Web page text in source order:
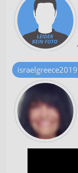
israelgreece2019